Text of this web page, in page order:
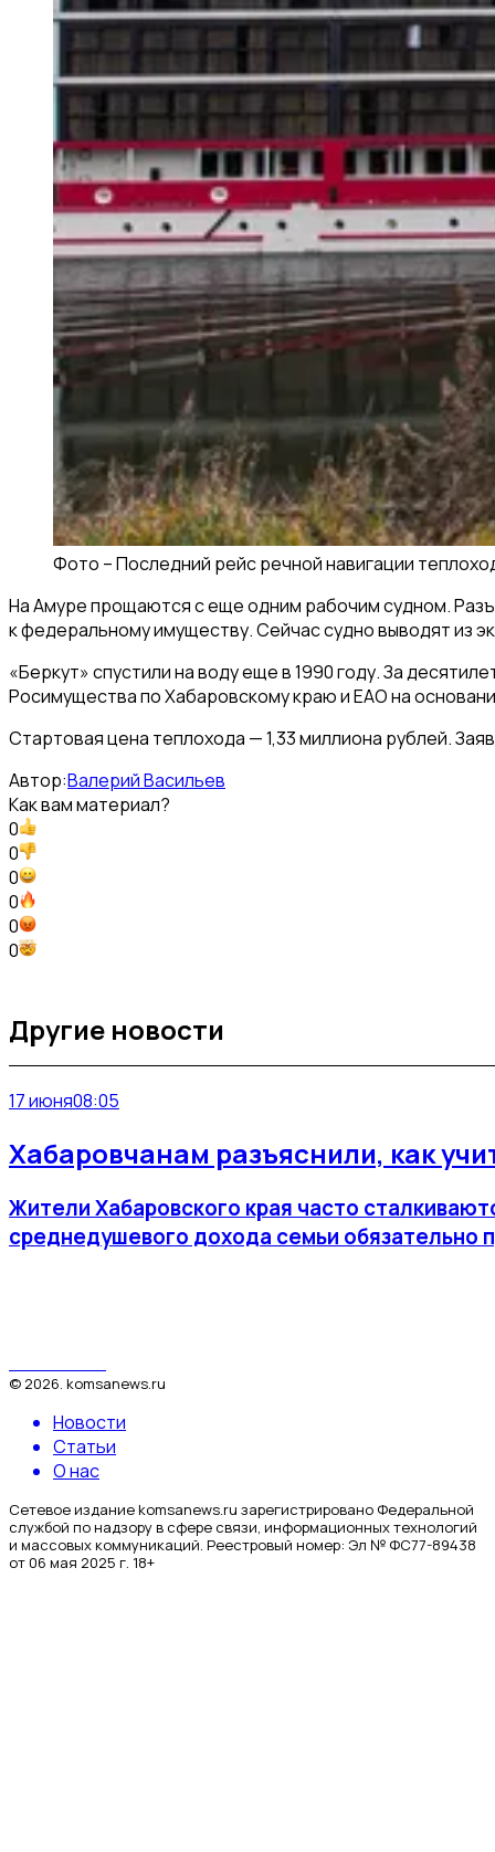
Фото –Последний рейс речной навигации
На Амуре прощаются с еще одним рабочим судном.
к федеральному имуществу. Сейчас судно выводят из
«Беркут» спустили на воду еще в 1990 году. За
Росимущества по Хабаровскому краю и ЕАО на
Стартовая цена теплохода — 1,33 миллиона рублей.
Автор:Валерий Васильев
Как вам материал?
0
0
0
0
0
0
Другие новости
17 июня08:05
Хабаровчанам разъяснили, как
Жители Хабаровского края часто
среднедушевого дохода семьи обязательно
© 2026. komsanews.ru
Новости
Статьи
О нас
Сетевое издание komsanews.ru зарегистрировано Федеральной
службой по надзору в сфере связи, информационных технологий
и массовых коммуникаций. Реестровый номер: Эл № ФС77-89438
от 06 мая 2025 г. 18+